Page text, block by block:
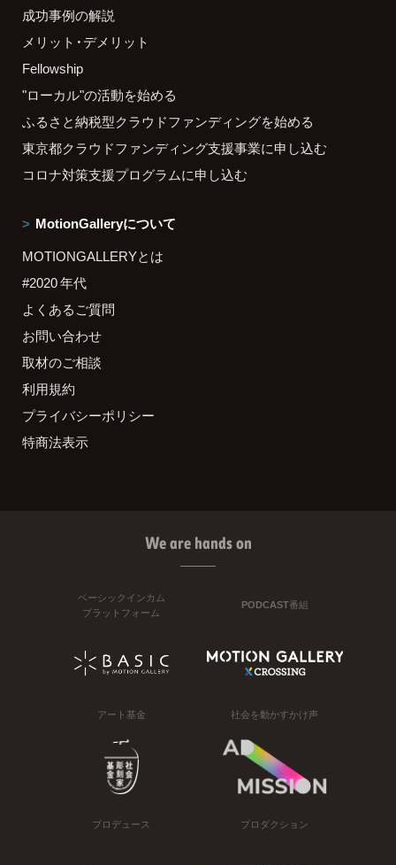
成功事例の解説
メリット・デメリット
Fellowship
"ローカル"の活動を始める
ふるさと納税型クラウドファンディングを始める
東京都クラウドファンディング支援事業に申し込む
コロナ対策支援プログラムに申し込む
MotionGalleryについて
MOTIONGALLERYとは
#2020 年代
よくあるご質問
お問い合わせ
取材のご相談
利用規約
プライバシーポリシー
特商法表示
We are hands on
ベーシックインカム
プラットフォーム
PODCAST番組
アート基金 社会を動かすかけ声
プロデュース プロダクション